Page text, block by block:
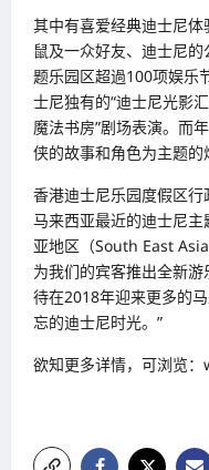
其中有喜爱经典迪士尼
鼠及一众好友、迪士尼
题乐园区超過100项娱乐
士尼独有的“迪士尼光影
魔法书房”剧场表演。而
侠的故事和角色为主题的
香港迪士尼乐园度假区行
马来西亚最近的迪士尼
亚地区（South East
为我们的宾客推出全新
待在2018年迎来更多的
忘的迪士尼时光。”
欲知更多详情，可浏览